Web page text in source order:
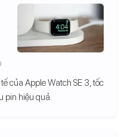
của Apple Watch SE 3, tốc
pin hiệu quả.